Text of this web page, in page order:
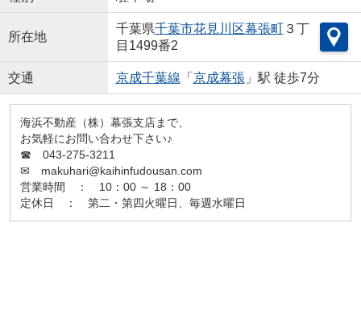
所在地
千葉県千葉市花見川区幕張町３丁
目1499番2
交通 京成千葉線 「 京成幕張」駅 徒歩7分
海浜不動産（株）幕張支店まで、
お気軽にお問い合わせ下さい♪
☎ 043-275-3211
✉ makuhari@kaihinfudousan.com
営業時間 ： 10：00 ～ 18：00
定休日 ： 第二・第四火曜日、毎週水曜日